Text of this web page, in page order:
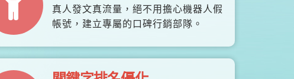
真人發文真流量，絕不用擔心機器人假
帳號，建立專屬的口碑行銷部隊。